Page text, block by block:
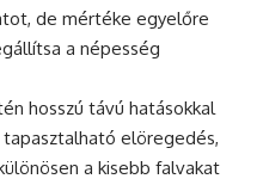
de mértéke egyelőre
a népesség
hosszú távú hatásokkal
elöregedés,
a kisebb falvakat